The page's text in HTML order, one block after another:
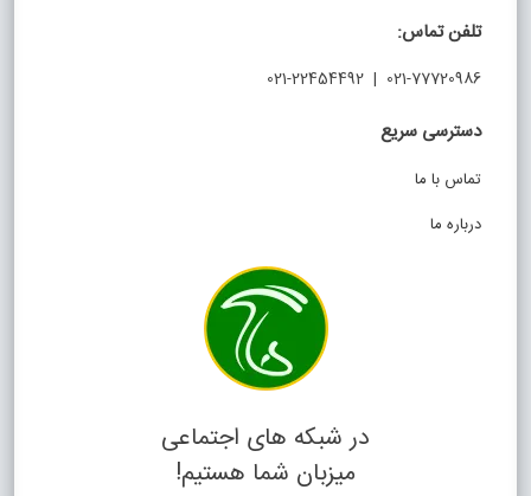
تلفن تماس:
021-77720986 | 021-22454492
دسترسی سریع
تماس با ما
درباره ما
در شبکه های اجتماعی
میزبان شما هستیم!